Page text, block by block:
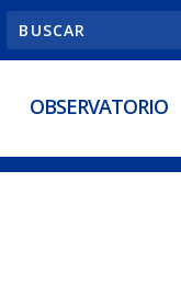
OBSERVATORIO